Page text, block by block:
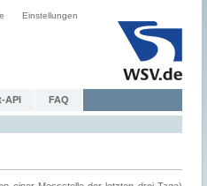
Einstellungen
API FAQ